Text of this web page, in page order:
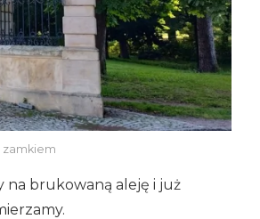
zamkiem
brukowaną aleję i już